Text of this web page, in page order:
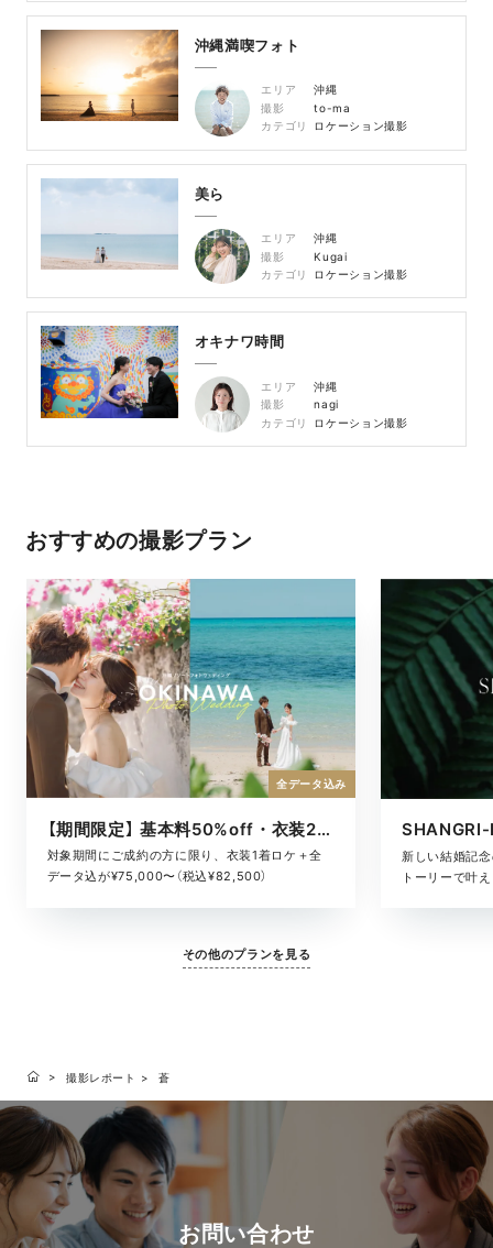
沖縄満喫フォト
エリア
沖縄
撮影
to-ma
カテゴリ
ロケーション撮影
美ら
エリア
沖縄
撮影
Kugai
カテゴリ
ロケーション撮影
オキナワ時間
エリア
沖縄
撮影
nagi
カテゴリ
ロケーション撮影
おすすめの撮影プラン
【期間限定】 基本料50%off・衣装2着ロケ
対象期間にご成約の方に限り、衣装1着ロケ＋全
データ込が¥75,000〜（税込¥82,500）
全データ込み
新しい結婚記念
トーリーで叶
その他のプランを見る
撮影レポート 蒼
お問い合わせ